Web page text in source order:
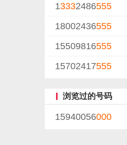
13332486555
18002436555
15509816555
15702417555
浏览过的号码
15940056000